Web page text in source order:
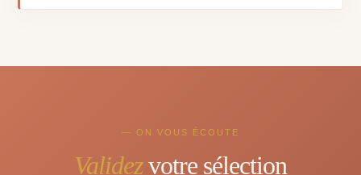
— ON VOUS ÉCOUTE
Validezvotre sélection